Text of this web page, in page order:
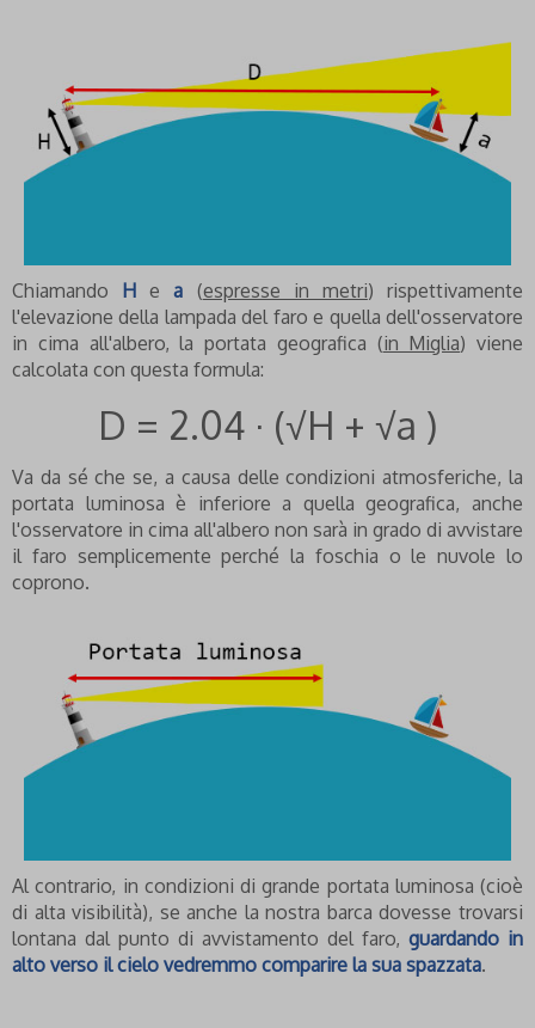
Chiamando H ea (espresse in metri) rispettivamente
l'elevazione della lampada del faro e quella dell'osservatore
in cima all'albero, la portata geografica (in Miglia) viene
calcolata con questa formula:
D = 2.04 · (√H + √a )
Va da sé che se, a causa delle condizioni atmosferiche, la
portata luminosa è inferiore a quella geografica, anche
l'osservatore in cima all'albero non sarà in grado di avvistare
il faro semplicemente perché la foschia o le nuvole lo
coprono.
Al contrario, in condizioni di grande portata luminosa (cioè
di alta visibilità), se anche la nostra barca dovesse trovarsi
lontana dal punto di avvistamento del faro, guardando in
alto verso il cielo vedremmo comparire la sua spazzata.